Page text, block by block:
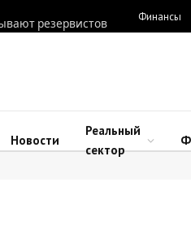
резервистов
Финансы
Новости
Реальный
сектор